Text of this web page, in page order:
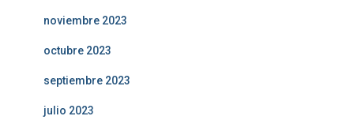
noviembre 2023
octubre 2023
septiembre 2023
julio 2023